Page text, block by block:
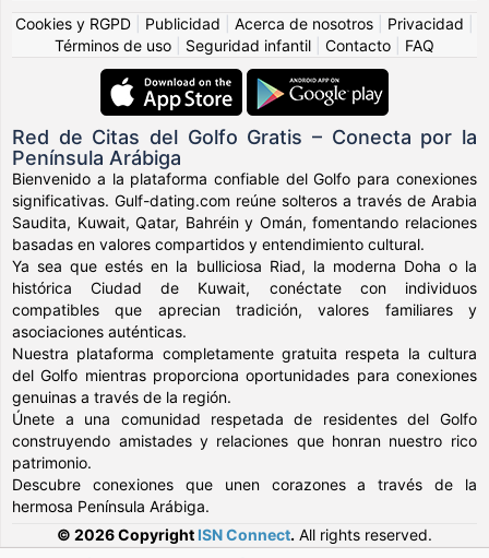
Cookies y RGPD
Publicidad Acerca de nosotros Privacidad
Términos de uso
Seguridad infantil Contacto FAQ
Red de Citas del Golfo Gratis – Conecta por la
Península Arábiga
Bienvenido a la plataforma confiable del Golfo para conexiones
significativas. Gulf-dating.com reúne solteros a través de Arabia
Saudita, Kuwait, Qatar, Bahréin y Omán, fomentando relaciones
basadas en valores compartidos y entendimiento cultural.
Ya sea que estés en la bulliciosa Riad, la moderna Doha o la
histórica Ciudad de Kuwait, conéctate con individuos
compatibles que aprecian tradición, valores familiares y
asociaciones auténticas.
Nuestra plataforma completamente gratuita respeta la cultura
del Golfo mientras proporciona oportunidades para conexiones
genuinas a través de la región.
Únete a una comunidad respetada de residentes del Golfo
construyendo amistades y relaciones que honran nuestro rico
patrimonio.
Descubre conexiones que unen corazones a través de la
hermosa Península Arábiga.
© 2026 Copyright ISN Connect. All rights reserved.